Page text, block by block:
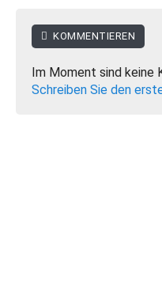
KOMMENTIEREN
Im Moment sind keine
Schreiben Sie den